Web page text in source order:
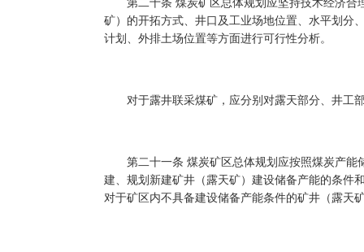
矿）的开拓方式、井口及工业场地位置、水平划分
计划、外排土场位置等方面进行可行性分析。
对于露井联采煤矿，应分别对露天部分、井工
第二十一条 煤炭矿区总体规划应按照煤炭产能
建、规划新建矿井（露天矿）建设储备产能的条件
对于矿区内不具备建设储备产能条件的矿井（露天